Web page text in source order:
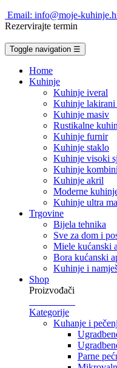
Email: info@moje-
Rezervirajte termin
Toggle navigation ☰
Home
Kuhinje
Kuhinje iveral
Kuhinje lakirani
Kuhinje masiv
Rustikalne
Kuhinje furnir
Kuhinje staklo
Kuhinje visoki
Kuhinje
Kuhinje akril
Moderne
Kuhinje ultra
Trgovine
Bijela tehnika
Sve za dom i
Miele kućanski
Bora kućanski
Kuhinje i
Shop
Proizvođači
Kategorije
Kuhanje i
Parne